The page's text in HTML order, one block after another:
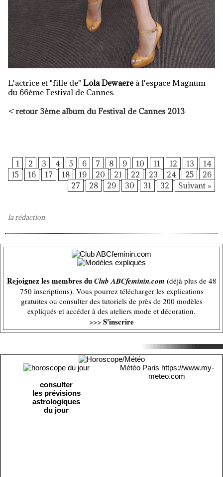
L'actrice et "fille de" Lola Dewaere à l'espace Magnum
du 66ème Festival de Cannes.
<retour 3ème album du Festival de Cannes 2013
1 2 3 4 5 6 7 8 9 10 11 12 13
14
15
16 17 18 19 20 21 22 23 24 25
26
27
28 29 30 31 32 Suivant »
la rédaction
Rejoignez les membres duClub ABCfeminin.com (déjà plus de 48
750 inscriptions). Vous pourrez télécharger les explications
gratuites ou consulter des tutoriels de près de 200 modèles
expliqués et accéder à des ateliers mode et décoration.
>>> S'inscrire
consulter
les prévisions
astrologiques
du jour
Météo Paris https://www.my-
meteo.com